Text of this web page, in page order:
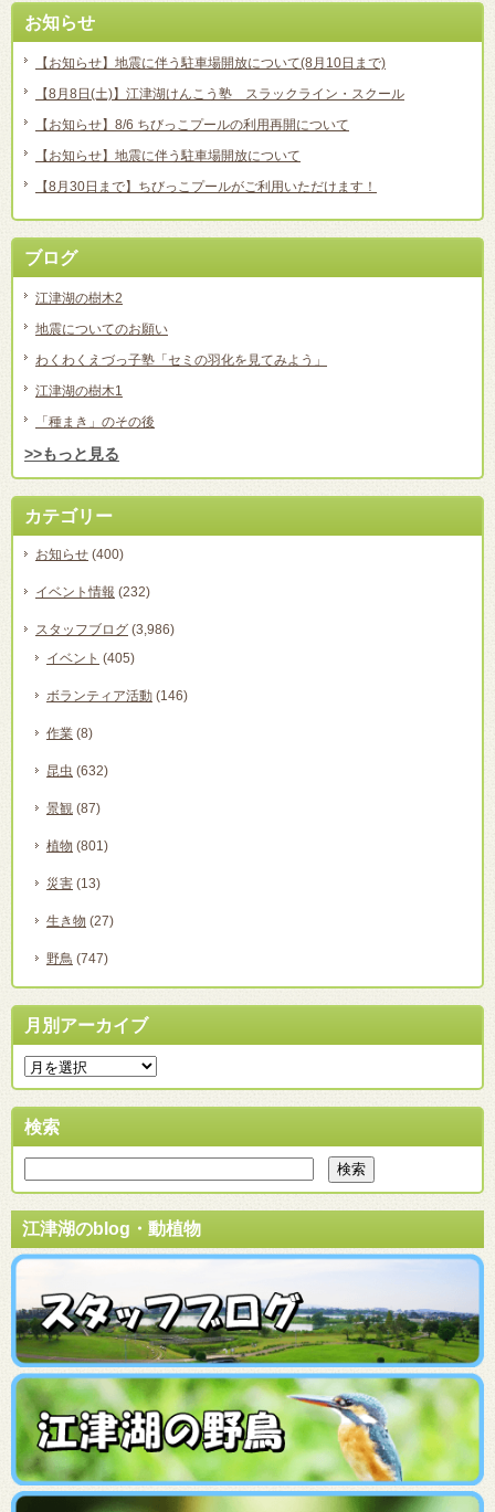
お知らせ
【お知らせ】地震に伴う駐車場開放について(8月10日まで)
【8月8日(土)】江津湖けんこう塾 スラックライン・スクール
【お知らせ】8/6 ちびっこプールの利用再開について
【お知らせ】地震に伴う駐車場開放について
【8月30日まで】ちびっこプールがご利用いただけます！
ブログ
江津湖の樹木2
地震についてのお願い
わくわくえづっ子塾「セミの羽化を見てみよう」
江津湖の樹木1
「種まき」のその後
>>もっと見る
カテゴリー
お知らせ (400)
イベント情報 (232)
スタッフブログ (3,986)
イベント (405)
ボランティア活動 (146)
作業 (8)
昆虫 (632)
景観 (87)
植物 (801)
災害 (13)
生き物 (27)
野鳥 (747)
月別アーカイブ
検索
江津湖のblog・動植物